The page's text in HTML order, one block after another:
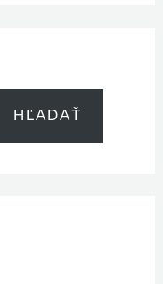
HĽADAŤ